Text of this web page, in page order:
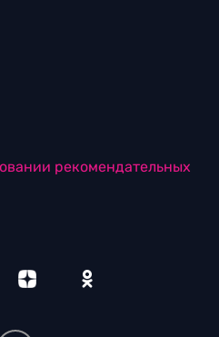
рекомендательных